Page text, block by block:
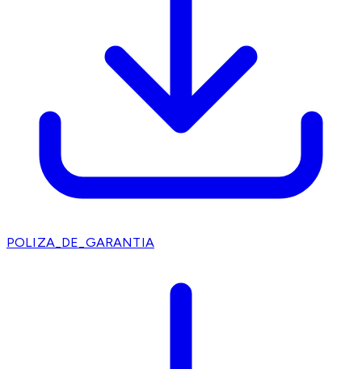
POLIZA_DE_GARANTIA